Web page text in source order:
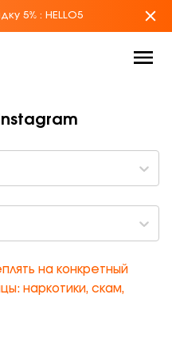
5% : HELLO5
на конкретный
наркотики, скам,